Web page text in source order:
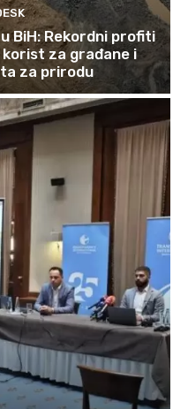
BiH: Rekordni profiti
za građane i
za prirodu